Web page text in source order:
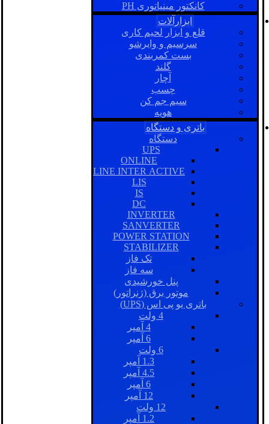
کانکتور مینیاتوری PH
ابزارآلات
قلع و ابزار لحیم کاری
سرسیم و وایرشو
بست کمربندی
گلند
آچار
چسب
سیم جم کن
هویه
باتری و دستگاه
دستگاه
UPS
ONLINE
LINE INTER ACTIVE
LIS
IS
DC
INVERTER
SANVERTER
POWER STATION
STABILIZER
تک فاز
سه فاز
پنل خورشیدی
موتور برق (ژنراتور)
باتری یو پی اس (UPS)
4 ولت
4 آمپر
6 آمپر
6 ولت
1.3 آمپر
4.5 آمپر
6 آمپر
12 آمپر
12 ولت
1.2 آمپر